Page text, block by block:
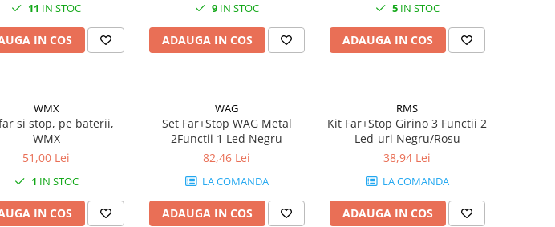
11 IN STOC
IN COS
9IN STOC
ADAUGA IN COS
5IN STOC
ADAUGA IN COS
WMX
si stop, pe baterii,
WMX
51,00 Lei
1 IN STOC
IN COS
WAG
Set Far+Stop WAG Metal
2Functii 1 Led Negru
82,46 Lei
LA COMANDA
ADAUGA IN COS
RMS
Kit Far+Stop Girino 3 Functii 2
Led-uri Negru/Rosu
38,94 Lei
LA COMANDA
ADAUGA IN COS